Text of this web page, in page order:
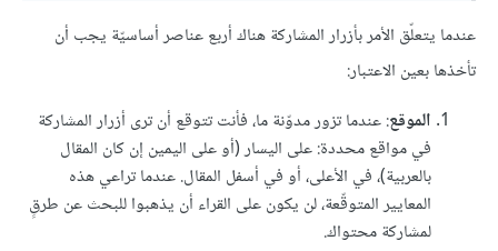
عندما يتعلّق الأمر بأزرار المشاركة هناك أربع عناصر أساسيّة يجب أن
تأخذها بعين الاعتبار:
الموقع: عندما تزور مدوّنة ما، فأنت تتوقع أن ترى أزرار المشاركة
في مواقع محددة: على اليسار (أو على اليمين إن كان المقال
بالعربية)، في الأعلى، أو في أسفل المقال. عندما تراعي هذه
المعايير المتوقّعة، لن يكون على القراء أن يذهبوا للبحث عن طرقٍ
لمشاركة محتواك.